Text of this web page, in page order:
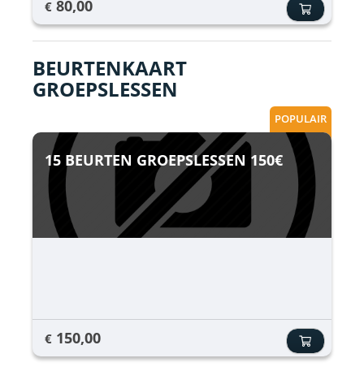
volgens je All-In abonnement
€ 80,00
BEURTENKAART
GROEPSLESSEN
POPULAIR
15 BEURTEN GROEPSLESSEN 150€
€ 150,00